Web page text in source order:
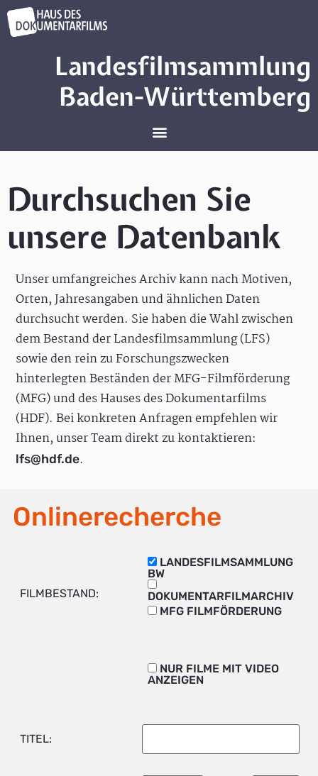
Landesfilmsammlung
Baden-Württemberg
Durchsuchen Sie
unsere Datenbank
Unser umfangreiches Archiv kann nach Motiven,
Orten, Jahresangaben und ähnlichen Daten
durchsucht werden. Sie haben die Wahl zwischen
dem Bestand der Landesfilmsammlung (LFS)
sowie den rein zu Forschungszwecken
hinterlegten Beständen der MFG-Filmförderung
(MFG) und des Hauses des Dokumentarfilms
(HDF). Bei konkreten Anfragen empfehlen wir
Ihnen, unser Team direkt zu kontaktieren:
lfs@hdf.de.
Onlinerecherche
FILMBESTAND:
LANDESFILMSAMMLUNG
BW
DOKUMENTARFILMARCHIV
MFG FILMFÖRDERUNG
NUR FILME MIT VIDEO
ANZEIGEN
TITEL: